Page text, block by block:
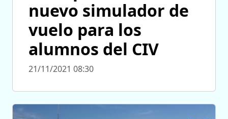
nuevo simulador de
vuelo para los
alumnos del CIV
21/11/2021 08:30